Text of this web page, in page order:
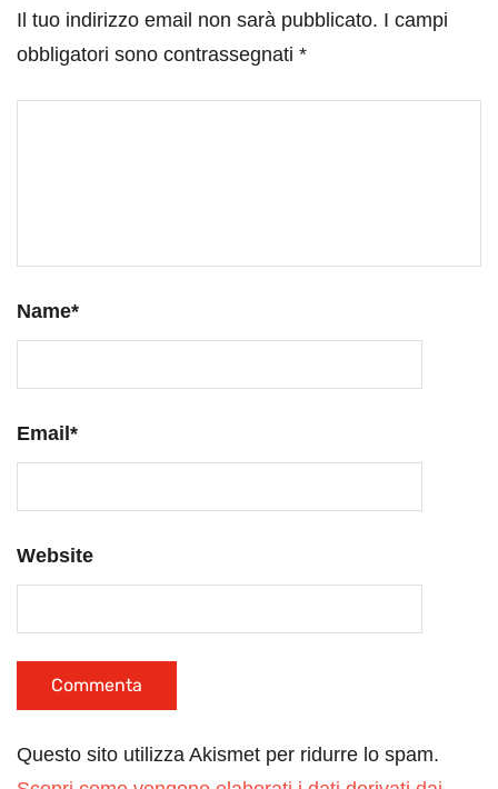
Il tuo indirizzo email non sarà pubblicato. I campi
obbligatori sono contrassegnati *
Name*
Email *
Website
Questo sito utilizza Akismet per ridurre lo spam.